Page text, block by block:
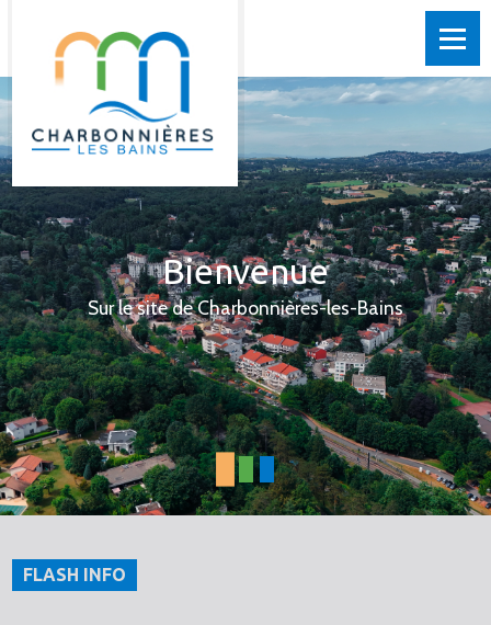
Bienvenue
Sur le site de Charbonnières-les-Bains
FLASH INFO